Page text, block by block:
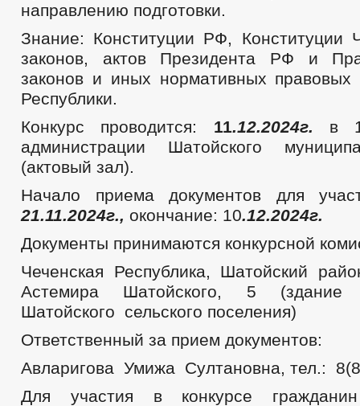
направлению подготовки.
Знание: Конституции РФ, Конституции
законов, актов Президента РФ и
законов и иных нормативных правовых
Республики.
Конкурс проводится: 11.12.2024г. в
администрации Шатойского
(актовый зал).
Начало приема документов для
21.11.2024г., окончание: 10.12.2024г.
Документы принимаются конкурсной
Чеченская Республика, Шатойский
Астемира Шатойского, 5 (здание
Шатойского сельского поселения)
Ответственный за прием документов:
Авларигова Умижа Султановна, тел.:
Для участия в конкурсе гражданин